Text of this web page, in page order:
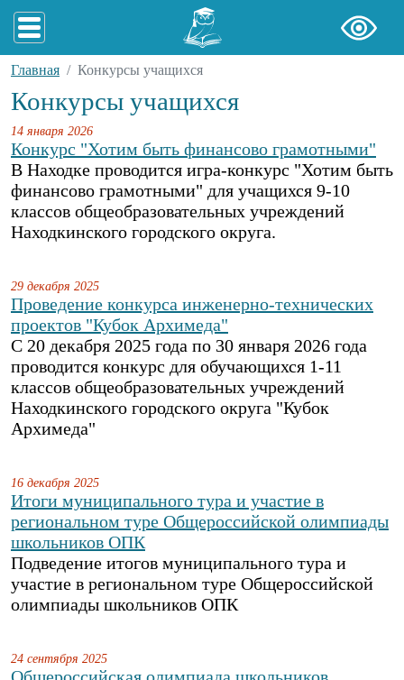
Главная Конкурсы учащихся
Конкурсы учащихся
14 января 2026
Конкурс "Хотим быть финансово грамотными"
В Находке проводится игра-конкурс "Хотим быть
финансово грамотными" для учащихся 9-10
классов общеобразовательных учреждений
Находкинского городского округа.
29 декабря 2025
Проведение конкурса инженерно-технических
проектов "Кубок Архимеда"
С 20 декабря 2025 года по 30 января 2026 года
проводится конкурс для обучающихся 1-11
классов общеобразовательных учреждений
Находкинского городского округа "Кубок
Архимеда"
16 декабря 2025
Итоги муниципального тура и участие в
региональном туре Общероссийской олимпиады
школьников ОПК
Подведение итогов муниципального тура и
участие в региональном туре Общероссийской
олимпиады школьников ОПК
24 сентября 2025